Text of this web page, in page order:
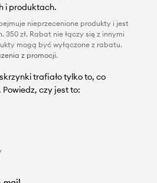
i produktach.
nieprzecenione produkty i jest
zł. Rabat nie łączy się z innymi
mogą być wyłączone z rabatu.
z promocji.
trafiało tylko to, co
czy jest to: